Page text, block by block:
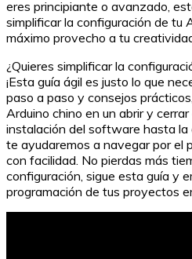
eres principiante o avanzado,
simplificar la configuración de tu
máximo provecho a tu
¿Quieres simplificar la
¡Esta guía ágil es justo lo que
paso a paso y consejos
Arduino chino en un abrir y
instalación del software hasta la
te ayudaremos a navegar por el
con facilidad. No pierdas más
configuración, sigue esta guía y
programación de tus proyectos